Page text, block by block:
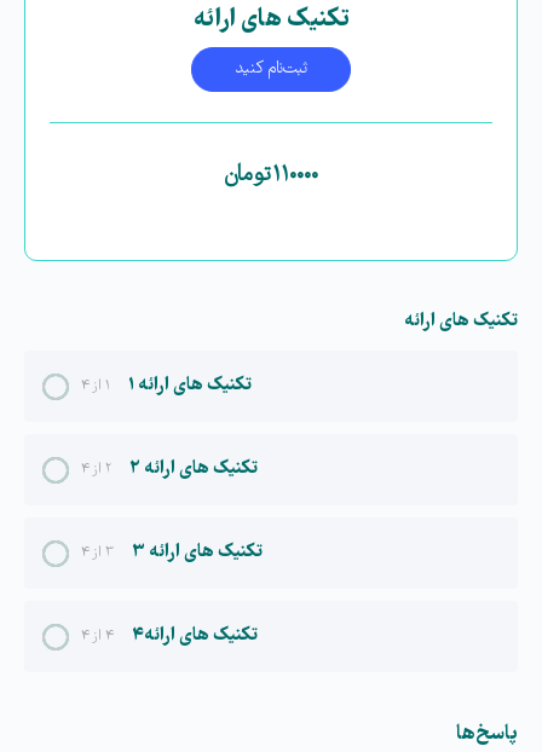
تکنیک های ارائه
ثبت‌نام کنید
۱۱۰۰۰۰تومان
تکنیک های ارائه
۱ از ۴ تکنیک های ارائه ۱
۲ از ۴ تکنیک های ارائه ۲
۳ از ۴ تکنیک های ارائه ۳
۴ از ۴ تکنیک های ارائه۴
پاسخ‌ها